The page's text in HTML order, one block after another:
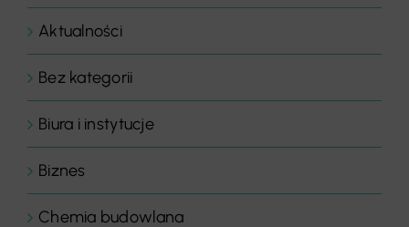
Aktualności
Bez kategorii
Biura i instytucje
Biznes
Chemia budowlana